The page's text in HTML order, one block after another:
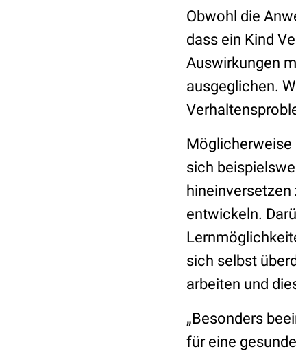
Obwohl die
dass ein Kind
Auswirkungen
ausgeglichen.
Möglicherweise
sich
hineinversetzen
entwickeln.
sich selbst
arbeiten und
„Besonders
für eine